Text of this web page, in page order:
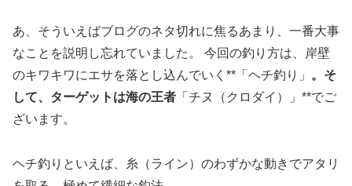
あ、そういえばブログのネタ切れに焦るあまり、一番大事
なことを説明し忘れていました。 今回の釣り方は、岸壁
のキワキワにエサを落とし込んでいく**「ヘチ釣り」 。そ
して、ターゲットは海の王者 「チヌ（クロダイ）」**でご
ざいます。
ヘチ釣りといえば、糸（ライン）のわずかな動きでアタリ